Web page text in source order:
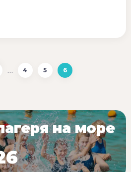
… 4 5 6
на море